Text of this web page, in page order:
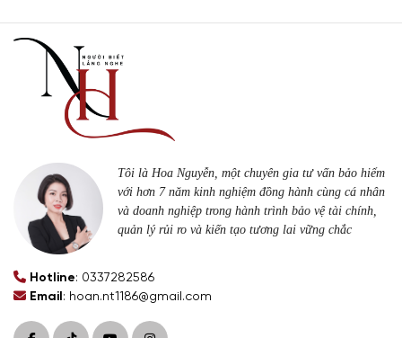
Tôi là Hoa Nguyễn, một chuyên gia tư vấn bảo hiểm
với hơn 7 năm kinh nghiệm đồng hành cùng cá nhân
và doanh nghiệp trong hành trình bảo vệ tài chính,
quản lý rủi ro và kiến tạo tương lai vững chắc
Hotline: 0337282586
Email: hoan.nt1186@gmail.com